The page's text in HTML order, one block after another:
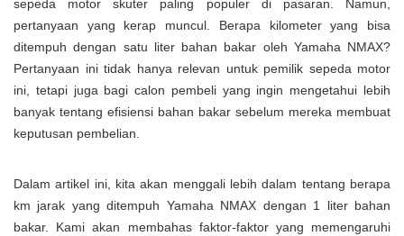
sepeda motor skuter paling populer di pasaran. Namun,
pertanyaan yang kerap muncul. Berapa kilometer yang bisa
ditempuh dengan satu liter bahan bakar oleh Yamaha NMAX?
Pertanyaan ini tidak hanya relevan untuk pemilik sepeda motor
ini, tetapi juga bagi calon pembeli yang ingin mengetahui lebih
banyak tentang efisiensi bahan bakar sebelum mereka membuat
keputusan pembelian.
Dalam artikel ini, kita akan menggali lebih dalam tentang berapa
km jarak yang ditempuh Yamaha NMAX dengan 1 liter bahan
bakar. Kami akan membahas faktor-faktor yang memengaruhi